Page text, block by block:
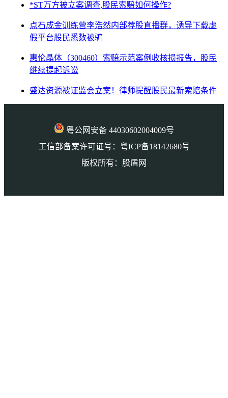
*ST万方被立案调查,股民索赔如何操作?
点石成金训练营李浩然内部荐股直播群，诱导下载虚
假平台股民悉数被骗
惠伦晶体（300460）索赔示范案例收核损报告，股民
继续提起诉讼
盛达资源被证监会立案！律师提醒股民最新索赔条件
粤公网安备 44030602004009号
工信部备案许可证号：粤ICP备18142680号
版权所有：股盾网